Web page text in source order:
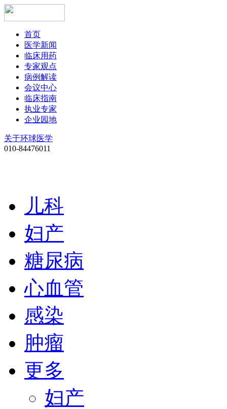
首页
医学新闻
临床用药
专家观点
病例解读
会议中心
临床指南
执业专家
企业园地
关于环球医学
010-84476011
儿科
妇产
糖尿病
心血管
感染
肿瘤
更多
妇产